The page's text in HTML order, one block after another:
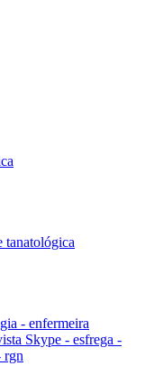
tanatológica
- enfermeira
Skype - esfrega -
rgn